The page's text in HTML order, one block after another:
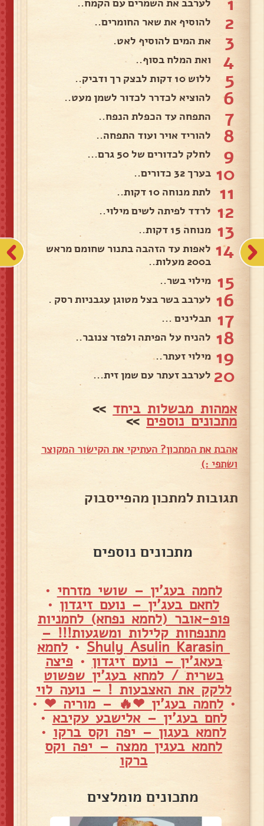
לערבב את השמרים עם הקמח..
2 להוסיף את שאר החומרים..
3 את המים להוסיף לאט.
4 ואת המלח בסוף..
5 ללוש 10 דקות לבצק רך ודביק..
6 להוציא לכדרר לכדור לשמן מעט..
7 התפחה עד הכפלת הנפח..
8 להוריד אויר ועוד התפחה..
9 לחלק לכדורים של 50 גרם...
10 בערך 32 כדורים..
11 לתת מנוחה 10 דקות..
12 לרדד לפיתה לשים מילוי..
13 מנוחה 15 דקות..
14 לאפות עד הזהבה בתנור שחומם מראש
ב200 מעלות..
15 מילוי בשר..
16 לערבב בשר בצל מטוגן עגבניות רסק .
17 תבלינים ...
18 להניח על הפיתה ולפזר צנובר..
19 מילוי זעתר..
20 לערבב זעתר עם שמן זית...
אמהות מבשלות ביחד >>
מתכונים נוספים>>
אהבת את המתכון? העתיקי את הקישור המקוצר
ושתפי :)
תגובות למתכון מהפייסבוק
מתכונים נוספים
לחמה בעג'ין – שושי מזרחי •
לחאם בעג'ין – נועם זיגדון •
פופ-אובר (לחמא נפחא) לחמניות
מתנפחות קלילות ומשגעות!!! –
• לחמא
בעאג'ין – נועם זיגדון • פיצה
בשרית / למחא בעג'ין שפשוט
ללקק את האצבעות ! – נועה לוי
•לחמה בעג'ין ❤🔥 – מוריה ❤ •
לחם בעג'ין – אלישבע עקיבא •
לחמא בעגון – יפה וקס ברקו •
לחמא בעגין ממצה – יפה וקס
ברקו
מתכונים מומלצים